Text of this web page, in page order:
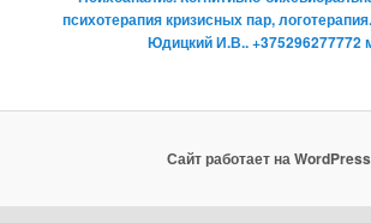
Сайт работает на WordPress